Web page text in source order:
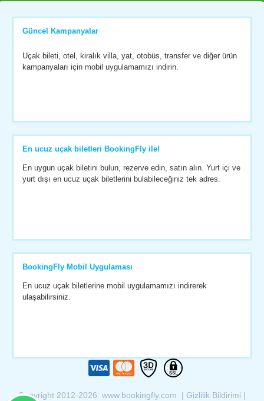
Güncel Kampanyalar
Uçak bileti, otel, kiralık villa, yat, otobüs, transfer ve diğer ürün
kampanyaları için mobil uygulamamızı indirin.
En ucuz uçak biletleri BookingFly ile!
En uygun uçak biletini bulun, rezerve edin, satın alın. Yurt içi ve
yurt dışı en ucuz uçak biletlerini bulabileceğiniz tek adres.
BookingFly Mobil Uygulaması
En ucuz uçak biletlerine mobil uygulamamızı indirerek
ulaşabilirsiniz.
Copyright 2012-2026 www.bookingfly.com | Gizlilik Bildirimi |